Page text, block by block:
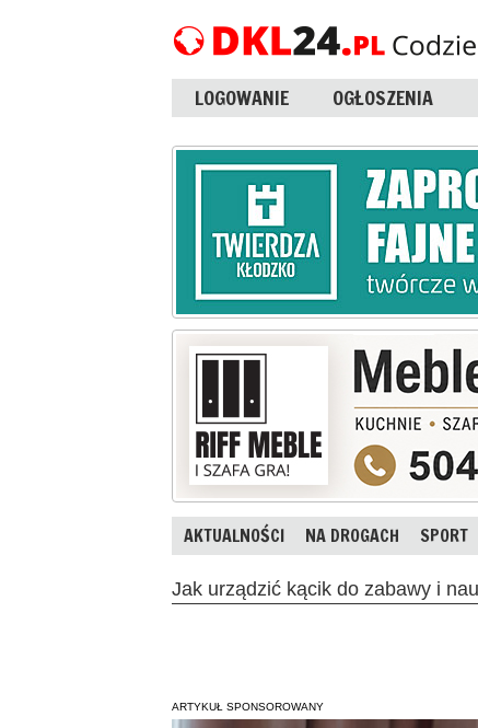
LOGOWANIE OGŁOSZENIA
AKTUALNOŚCI NA DROGACH SPORT
Jak urządzić kącik do zabawy i
ARTYKUŁ SPONSOROWANY